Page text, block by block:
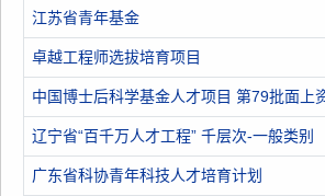
江苏省青年基金
卓越工程师选拔培育项目
中国博士后科学基金人才项目 第79批面上
辽宁省“百千万人才工程” 千层次-一般类别
广东省科协青年科技人才培育计划